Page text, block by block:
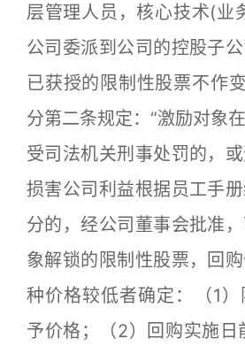
层管理人员，核心技术(业
公司委派到公司的控股子
已获授的限制性股票不作
分第二条规定：“激励对象
受司法机关刑事处罚的，或
损害公司利益根据员工手
分的，经公司董事会批准
象解锁的限制性股票，回
种价格较低者确定：（1
予价格；（2）回购实施